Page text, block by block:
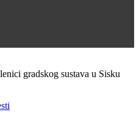
gradskog sustava u Sisku